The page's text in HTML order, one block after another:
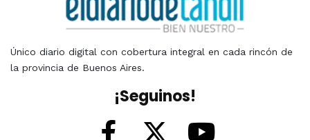
Único diario digital con cobertura integral en cada rincón de
la provincia de Buenos Aires.
¡Seguinos!